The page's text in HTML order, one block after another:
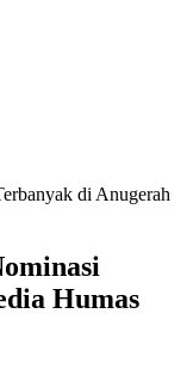
di Anugerah
Humas